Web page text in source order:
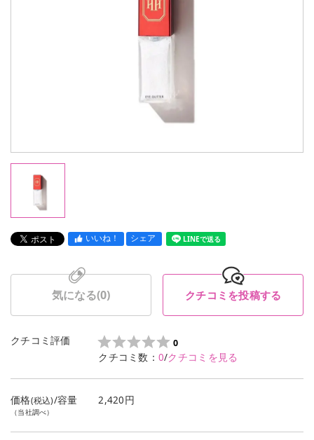
いいね！ シェア LINEで送る
気になる(0) クチコミを投稿する
クチコミ評価 0
クチコミ数： 0/クチコミを見る
価格(税込)/容量
（当社調べ）
2,420円